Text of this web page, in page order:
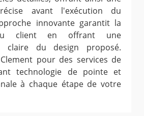
avant l'exécution du
innovante garantit la
client en offrant une
claire du design proposé.
pour des services de
technologie de pointe et
à chaque étape de votre